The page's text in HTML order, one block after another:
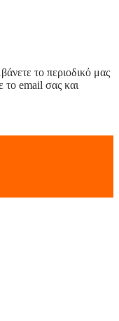
το περιοδικό μας
email σας και